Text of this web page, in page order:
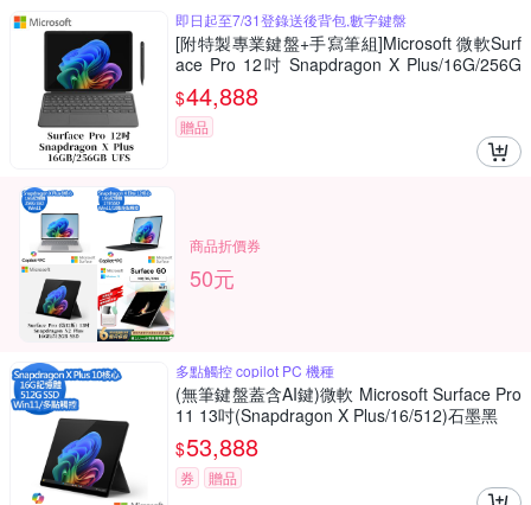
即日起至7/31登錄送後背包,數字鍵盤
[附特製專業鍵盤+手寫筆組]Microsoft 微軟Surf
ace Pro 12吋 Snapdragon X Plus/16G/256G
白金平板筆電EP2-27656
$44,888
贈品
商品折價券
50元
多點觸控 copilot PC 機種
(無筆鍵盤蓋含AI鍵)微軟 Microsoft Surface Pro
11 13吋(Snapdragon X Plus/16/512)石墨黑
$53,888
券 贈品